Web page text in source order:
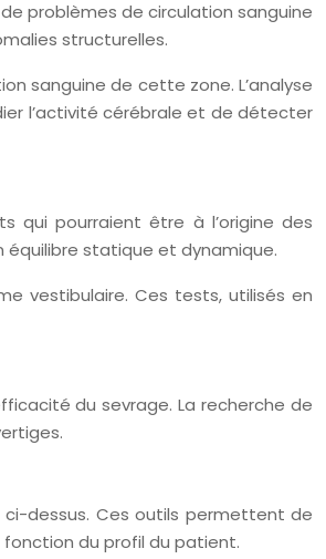
problèmes de circulation sanguine
structurelles.
sanguine de cette zone. L’analyse
l’activité cérébrale et de détecter
qui pourraient être à l’origine des
équilibre statique et dynamique.
vestibulaire. Ces tests, utilisés en
du sevrage. La recherche de
ci-dessus. Ces outils permettent de
du profil du patient.